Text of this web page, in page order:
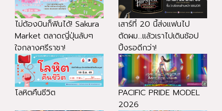
ไม่ต้องบินก็ฟินได้! Sakura
Market ตลาดญี่ปุ่นลับๆ
ใจกลางศรีราชา!
เสาร์ที่ 20 นี้ส่งแฟนไป
ตัดผม...แล้วเราไปเดินช้อป
ปิ้งรอดีกว่า!
โลหิตคืนชีวิต
PACIFIC PRIDE MODEL
2026